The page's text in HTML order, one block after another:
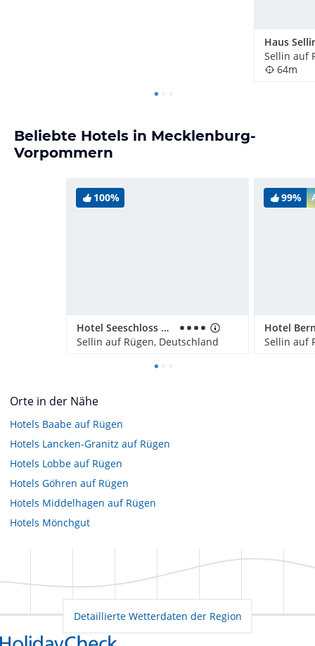
Haus
Sellin auf
64m
Beliebte Hotels in Mecklenburg-
Vorpommern
100%
Hotel Seeschloss Sellin
Sellin auf Rügen, Deutschland
99%
Sellin auf
Orte in der Nähe
Hotels Baabe auf Rügen
Hotels Lancken-Granitz auf Rügen
Hotels Lobbe auf Rügen
Hotels Göhren auf Rügen
Hotels Middelhagen auf Rügen
Hotels Mönchgut
Detaillierte Wetterdaten der Region